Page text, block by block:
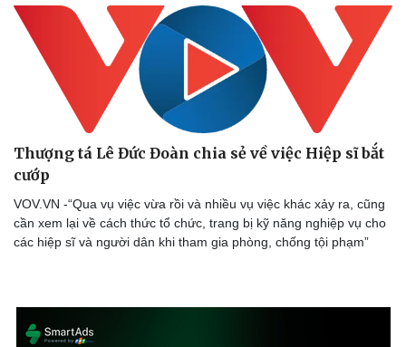
Hậu trường
Thượng tá Lê Đức Đoàn chia sẻ về việc Hiệp sĩ bắt
cướp
VOV.VN -“Qua vụ việc vừa rồi và nhiều vụ việc khác xảy ra, cũng
cần xem lại về cách thức tổ chức, trang bị kỹ năng nghiệp vụ cho
các hiệp sĩ và người dân khi tham gia phòng, chống tội phạm”